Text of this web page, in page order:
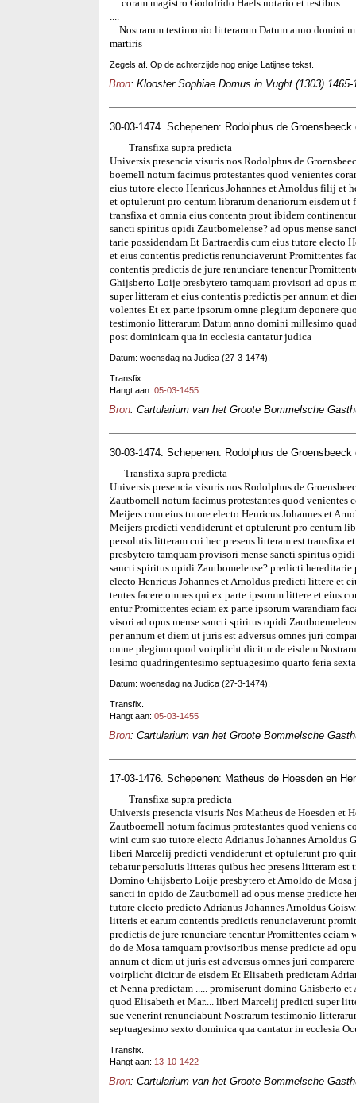
.... coram magistro Godofrido Haels notario et testibus ...
....
... Nostrarum testimonio litterarum Datum anno domini
martiris
Zegels af. Op de achterzijde nog enige Latijnse tekst.
Bron: Klooster Sophiae Domus in Vught (1303)
30-03-1474. Schepenen: Rodolphus de Groensbeeck
Transfixa supra predicta
Universis presencia visuris nos Rodolphus de
boemell notum facimus protestantes quod venientes
eius tutore electo Henricus Johannes et Arnoldus filij et
et optulerunt pro centum librarum denariorum eisdem
transfixa et omnia eius contenta prout ibidem
sancti spiritus opidi Zautbomelense? ad opus mense
tarie possidendam Et Bartraerdis cum eius tutore electo
et eius contentis predictis renunciaverunt Promittentes
contentis predictis de jure renunciare tenentur
Ghijsberto Loije presbytero tamquam provisori ad opus
super litteram et eius contentis predictis per annum et
volentes Et ex parte ipsorum omne plegium deponere
testimonio litterarum Datum anno domini millesimo
post dominicam qua in ecclesia cantatur judica
Datum: woensdag na Judica (27-3-1474).
Transfix.
Hangt aan: 05-03-1455
Bron: Cartularium van het Groote Bommelsche
30-03-1474. Schepenen: Rodolphus de Groensbeeck
Transfixa supra predicta
Universis presencia visuris nos Rodolphus de
Zautbomell notum facimus protestantes quod venientes
Meijers cum eius tutore electo Henricus Johannes et
Meijers predicti vendiderunt et optulerunt pro centum
persolutis litteram cui hec presens litteram est transfixa
presbytero tamquam provisori mense sancti spiritus
sancti spiritus opidi Zautbomelense? predicti hereditarie
electo Henricus Johannes et Arnoldus predicti littere et
tentes facere omnes qui ex parte ipsorum littere et eius
entur Promittentes eciam ex parte ipsorum warandiam
visori ad opus mense sancti spiritus opidi
per annum et diem ut juris est adversus omnes juri
omne plegium quod voirplicht dicitur de eisdem
lesimo quadringentesimo septuagesimo quarto feria
Datum: woensdag na Judica (27-3-1474).
Transfix.
Hangt aan: 05-03-1455
Bron: Cartularium van het Groote Bommelsche
17-03-1476. Schepenen: Matheus de Hoesden en
Transfixa supra predicta
Universis presencia visuris Nos Matheus de Hoesden et
Zautboemell notum facimus protestantes quod veniens
wini cum suo tutore electo Adrianus Johannes Arnoldus
liberi Marcelij predicti vendiderunt et optulerunt pro
tebatur persolutis litteras quibus hec presens litteram
Domino Ghijsberto Loije presbytero et Arnoldo de
sancti in opido de Zautbomell ad opus mense predicte
tutore electo predicto Adrianus Johannes Arnoldus
litteris et earum contentis predictis renunciaverunt
predictis de jure renunciare tenentur Promittentes eciam
do de Mosa tamquam provisoribus mense predicte ad
annum et diem ut juris est adversus omnes juri
voirplicht dicitur de eisdem Et Elisabeth predictam
et Nenna predictam ..... promiserunt domino Ghisberto
quod Elisabeth et Mar.... liberi Marcelij predicti super
sue venerint renunciabunt Nostrarum testimonio
septuagesimo sexto dominica qua cantatur in ecclesia
Transfix.
Hangt aan: 13-10-1422
Bron: Cartularium van het Groote Bommelsche